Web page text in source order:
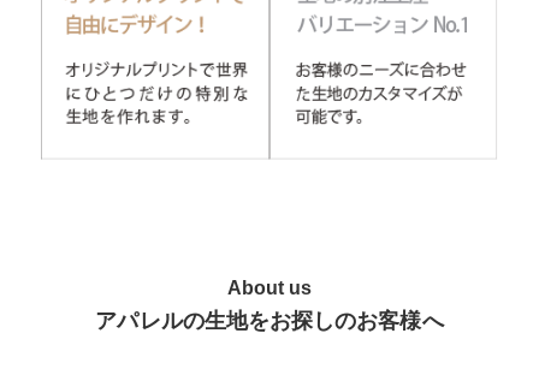
About us
アパレルの生地をお探しのお客様へ